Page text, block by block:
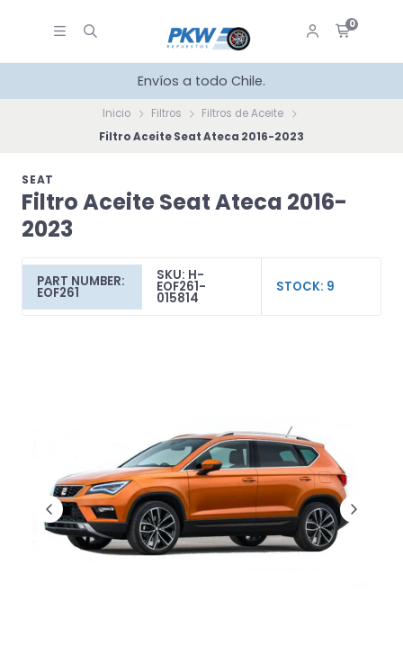
0
Envíos a todo Chile.
Inicio Filtros
Filtros de Aceite
Filtro Aceite Seat Ateca 2016-2023
SEAT
Filtro Aceite Seat Ateca 2016-
2023
PART NUMBER:
EOF261
SKU: H-
EOF261-
015814
STOCK: 9